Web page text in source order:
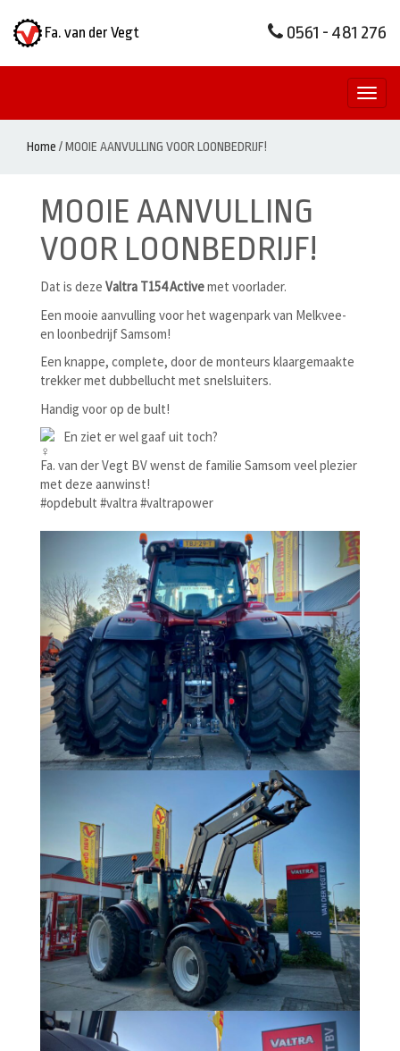
Fa. van der Vegt 0561 - 481 276
Home /MOOIE AANVULLING VOOR LOONBEDRIJF!
MOOIE AANVULLING
VOOR LOONBEDRIJF!
Dat is deze Valtra T154 Activemet voorlader.
Een mooie aanvulling voor het wagenpark van Melkvee-
en loonbedrijf Samsom!
Een knappe, complete, door de monteurs klaargemaakte
trekker met dubbellucht met snelsluiters.
Handig voor op de bult!
En ziet er wel gaaf uit toch?
Fa. van der Vegt BV wenst de familie Samsom veel plezier
met deze aanwinst!
#opdebult #valtra #valtrapower